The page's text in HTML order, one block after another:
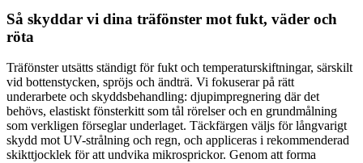
Så skyddar vi dina träfönster mot fukt, väder och
röta
Träfönster utsätts ständigt för fukt och temperaturskiftningar, särskilt
vid bottenstycken, spröjs och ändträ. Vi fokuserar på rätt
underarbete och skyddsbehandling: djupimpregnering där det
behövs, elastiskt fönsterkitt som tål rörelser och en grundmålning
som verkligen förseglar underlaget. Täckfärgen väljs för långvarigt
skydd mot UV-strålning och regn, och appliceras i rekommenderad
skikttjocklek för att undvika mikrosprickor. Genom att forma